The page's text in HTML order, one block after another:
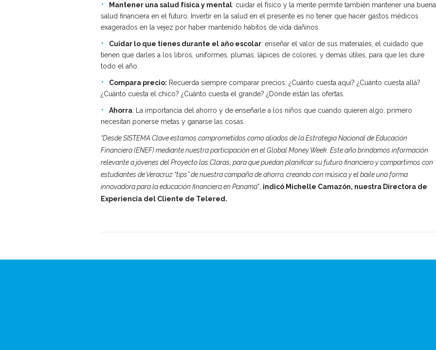
Mantener una salud física y mental: cuidar el físico y la mente permite también mantener una buena
salud financiera en el futuro. Invertir en la salud en el presente es no tener que hacer gastos médicos
exagerados en la vejez por haber mantenido hábitos de vida dañinos.
Cuidar lo que tienes durante el año escolar: enseñar el valor de sus materiales, el cuidado que
tienen que darles a los libros, uniformes, plumas, lápices de colores, y demás útiles, para que les dure
todo el año.
Compara precio: Recuerda siempre comparar precios: ¿Cuánto cuesta aquí? ¿Cuánto cuesta allá?
¿Cuánto cuesta el chico? ¿Cuánto cuesta el grande? ¿Dónde están las ofertas.
Ahorra: La importancia del ahorro y de enseñarle a los niños que cuando quieren algo, primero
necesitan ponerse metas y ganarse las cosas.
“Desde SISTEMA Clave estamos comprometidos como aliados de la Estrategia Nacional de Educación
Financiera (ENEF) mediante nuestra participación en el Global Money Week. Este año brindamos información
relevante a jóvenes del Proyecto las Claras, para que puedan planificar su futuro financiero y compartimos con
estudiantes de Veracruz “tips” de nuestra campaña de ahorro, creando con música y el baile una forma
innovadora para la educación financiera en Panamá”, indicó Michelle Camazón, nuestra Directora de
Experiencia del Cliente de Telered.